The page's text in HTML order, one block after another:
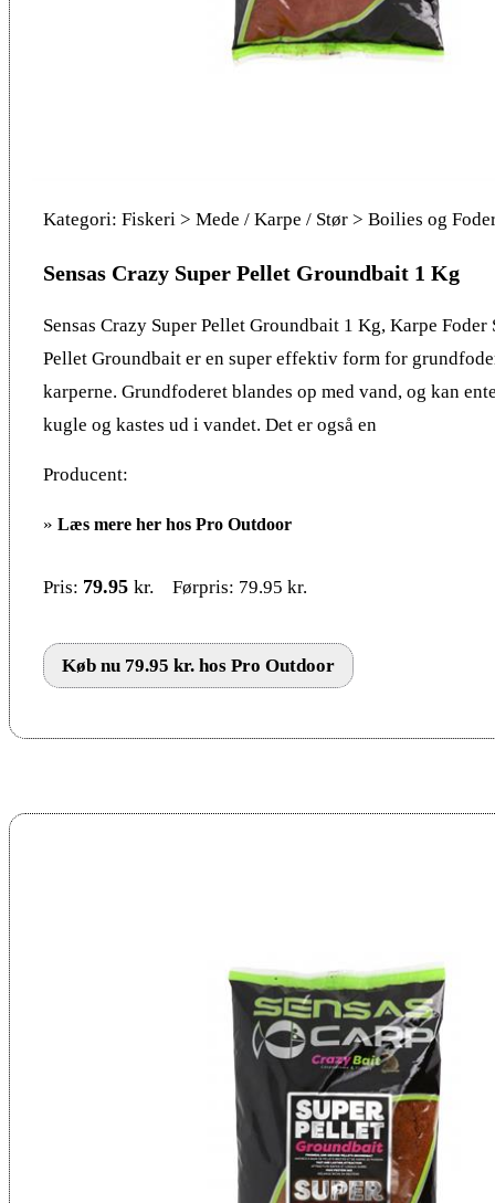
Kategori: Fiskeri > Mede / Karpe / Stør > Boilies og
Sensas Crazy Super Pellet Groundbait 1 Kg
Sensas Crazy Super Pellet Groundbait 1 Kg, Karpe Foder
Pellet Groundbait er en super effektiv form for
karperne. Grundfoderet blandes op med vand, og kan
kugle og kastes ud i vandet. Det er også en
Producent:
» Læs mere her hos Pro Outdoor
Pris: 79.95 kr. Førpris: 79.95 kr.
Køb nu 79.95 kr. hos Pro Outdoor